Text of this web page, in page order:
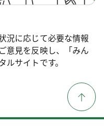
況に応じて必要な情報
意見を反映し、「みん
サイトです。